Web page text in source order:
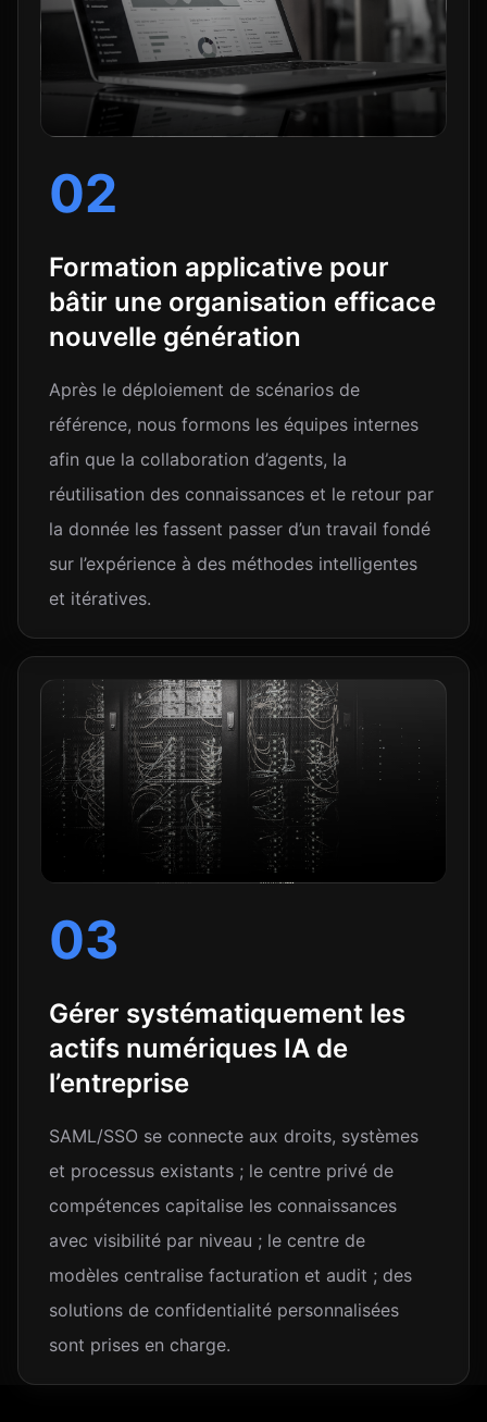
02
Formation applicative pour
bâtir une organisation efficace
nouvelle génération
Après le déploiement de scénarios de
référence, nous formons les équipes internes
afin que la collaboration d’agents, la
réutilisation des connaissances et le retour par
la donnée les fassent passer d’un travail fondé
sur l’expérience à des méthodes intelligentes
et itératives.
03
Gérer systématiquement les
actifs numériques IA de
l’entreprise
SAML/SSO se connecte aux droits, systèmes
et processus existants ; le centre privé de
compétences capitalise les connaissances
avec visibilité par niveau ; le centre de
modèles centralise facturation et audit ; des
solutions de confidentialité personnalisées
sont prises en charge.